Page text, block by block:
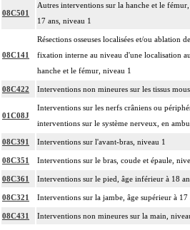
08C501
Autres interventions sur la hanche et le
17 ans, niveau 1
08C141
Résections osseuses localisées et/ou ablation
fixation interne au niveau d'une localisation
hanche et le fémur, niveau 1
08C422 Interventions non mineures sur les tissus
01C08J
Interventions sur les nerfs crâniens ou
interventions sur le système nerveux, en
08C391 Interventions sur l'avant-bras, niveau 1
08C351 Interventions sur le bras, coude et épaule,
08C361 Interventions sur le pied, âge inférieur à 18
08C321 Interventions sur la jambe, âge supérieur à 17
08C431 Interventions non mineures sur la main,